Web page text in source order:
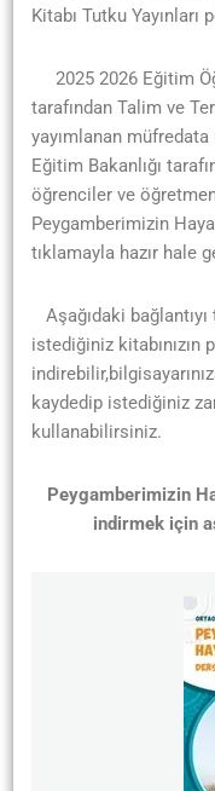
Kitabı Tutku Yayınları
2025 2026 Eğitim
tarafından Talim ve
yayımlanan
Eğitim Bakanlığı
öğrenciler ve
Peygamberimizin
tıklamayla hazır hale
Aşağıdaki
istediğiniz kitabınızın
kaydedip istediğiniz
kullanabilirsiniz.
Peygamberimizin
indirmek için